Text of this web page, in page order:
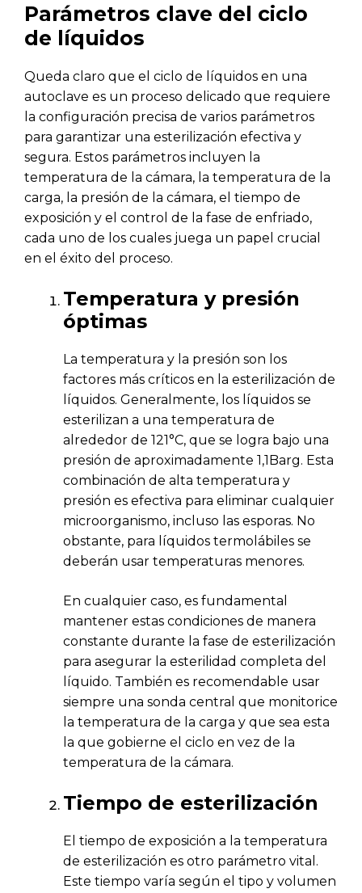
Parámetros clave del ciclo
de líquidos
Queda claro que el ciclo de líquidos en una
autoclave es un proceso delicado que requiere
la configuración precisa de varios parámetros
para garantizar una esterilización efectiva y
segura. Estos parámetros incluyen la
temperatura de la cámara, la temperatura de la
carga, la presión de la cámara, el tiempo de
exposición y el control de la fase de enfriado,
cada uno de los cuales juega un papel crucial
en el éxito del proceso.
Temperatura y presión
óptimas
La temperatura y la presión son los
factores más críticos en la esterilización de
líquidos. Generalmente, los líquidos se
esterilizan a una temperatura de
alrededor de 121°C, que se logra bajo una
presión de aproximadamente 1,1Barg. Esta
combinación de alta temperatura y
presión es efectiva para eliminar cualquier
microorganismo, incluso las esporas. No
obstante, para líquidos termolábiles se
deberán usar temperaturas menores.
En cualquier caso, es fundamental
mantener estas condiciones de manera
constante durante la fase de esterilización
para asegurar la esterilidad completa del
líquido. También es recomendable usar
siempre una sonda central que monitorice
la temperatura de la carga y que sea esta
la que gobierne el ciclo en vez de la
temperatura de la cámara.
Tiempo de esterilización
El tiempo de exposición a la temperatura
de esterilización es otro parámetro vital.
Este tiempo varía según el tipo y volumen